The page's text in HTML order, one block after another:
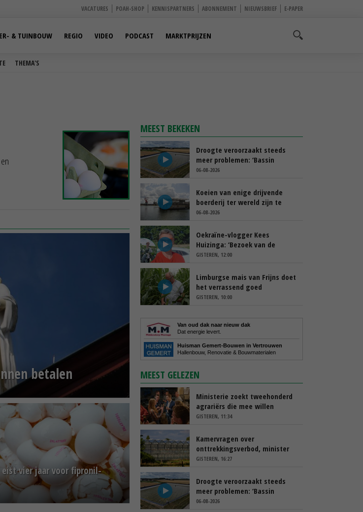
VACATURES POAH-SHOP KENNISPARTNERS ABONNEMENT NIEUWSBRIEF E-PAPER
THEMA'S
& TUINBOUW REGIO VIDEO PODCAST MARKTPRIJZEN
betalen
eist vier jaar voor fipronil-
MEEST BEKEKEN
Droogte veroorzaakt steeds
meer problemen: ‘Bassin
afgelopen week al leeg’
06-08-2026
Koeien van enige drijvende
boerderij ter wereld zijn te
koop
06-08-2026
Oekraïne-vlogger Kees
Huizinga: ‘Bezoek van de
ambassade mag zelf groente
GISTEREN, 12:00
Limburgse mais van Frijns doet
het verrassend goed
GISTEREN, 10:00
Van oud dak naar nieuw dak
Dat energie levert.
Huisman Gemert-Bouwen in Vertrouwen
Hallenbouw, Renovatie & Bouwmaterialen
MEEST GELEZEN
Ministerie zoekt tweehonderd
agrariërs die mee willen
denken
GISTEREN, 11:34
Kamervragen over
onttrekkingsverbod, minister
spreekt van ‘ondernemersrisico’
GISTEREN, 16:27
Droogte veroorzaakt steeds
meer problemen: ‘Bassin
afgelopen week al leeg’
06-08-2026